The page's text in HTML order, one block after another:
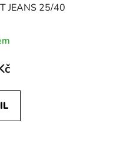
JEANS 25/40